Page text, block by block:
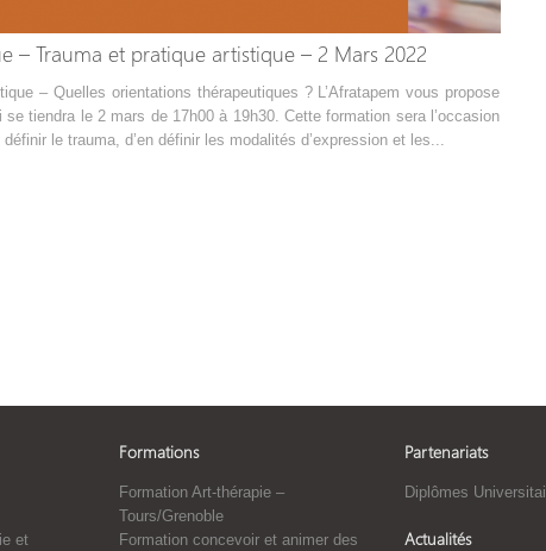
– Trauma et pratique artistique – 2 Mars 2022
– Quelles orientations thérapeutiques ? L’Afratapem vous propose
se tiendra le 2 mars de 17h00 à 19h30. Cette formation sera l’occasion
le trauma, d’en définir les modalités d’expression et les...
et
Formations
Formation Art-thérapie –
Tours/Grenoble
Formation concevoir et animer des
Partenariats
Diplômes
Actualités